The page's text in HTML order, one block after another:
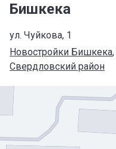
Бишкека
ул. Чуйкова, 1
Новостройки Бишкека,
Свердловский район